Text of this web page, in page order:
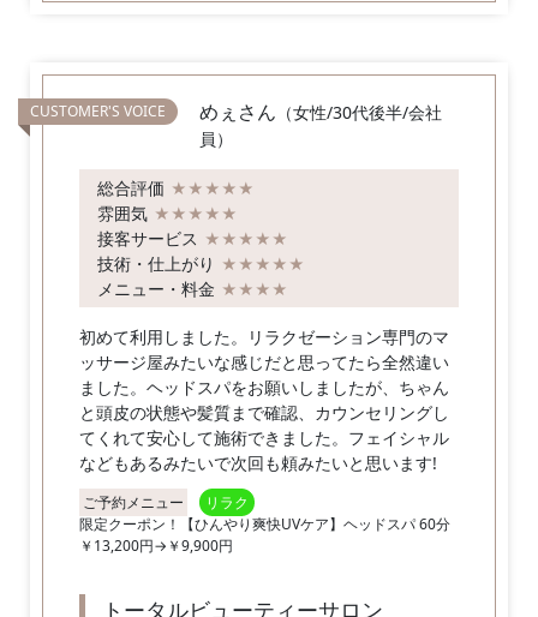
めぇさん （女性/30代後半/会社
員）
総合評価 ★★★★★
雰囲気 ★★★★★
接客サービス ★★★★★
技術・仕上がり ★★★★★
メニュー・料金 ★★★★
初めて利用しました。リラクゼーション専門のマ
ッサージ屋みたいな感じだと思ってたら全然違い
ました。ヘッドスパをお願いしましたが、ちゃん
と頭皮の状態や髪質まで確認、カウンセリングし
てくれて安心して施術できました。フェイシャル
などもあるみたいで次回も頼みたいと思います!
ご予約メニュー
リラク
限定クーポン！【ひんやり爽快UVケア】ヘッドスパ 60分
￥13,200円→￥9,900円
トータルビューティーサロン